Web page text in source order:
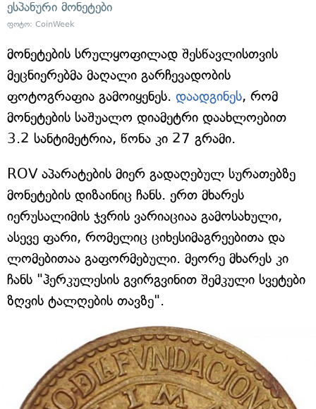
ესპანური მონეტები
ფოტო: CoinWeek
მონეტების სრულყოფილად შესწავლისთვის
მეცნიერებმა მაღალი გარჩევადობის
ფოტოგრაფია გამოიყენეს. დაადგინეს, რომ
მონეტების საშუალო დიამეტრი დაახლოებით
3.2 სანტიმეტრია, წონა კი 27 გრამი.
ROV აპარატების მიერ გადაღებულ სურათებზე
მონეტების დიზაინიც ჩანს. ერთ მხარეს
იერუსალიმის ჯვრის ვარიაციაა გამოსახული,
ასევე ფარი, რომელიც ციხესიმაგრეებითა და
ლომებითაა გაფორმებული. მეორე მხარეს კი
ჩანს "ჰერკულესის გვირგვინით შემკული სვეტები
ზღვის ტალღების თავზე".